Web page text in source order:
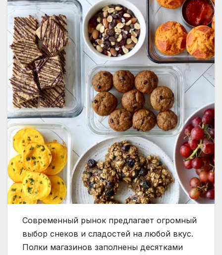
Современный рынок предлагает огромный
выбор снеков и сладостей на любой вкус.
Полки магазинов заполнены десятками